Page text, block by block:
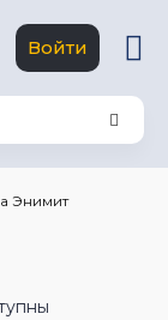
Войти
Энимит